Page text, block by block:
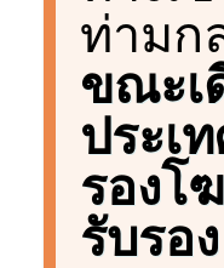
ท่ามก
ขณะเ
ประเ
รองโ
รับรอ